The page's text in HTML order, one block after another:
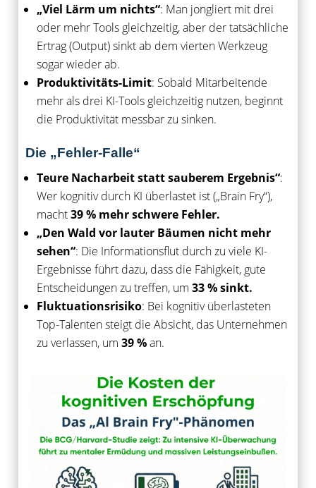
„Viel Lärm um nichts“: Man jongliert mit drei
oder mehr Tools gleichzeitig, aber der tatsächliche
Ertrag (Output) sinkt ab dem vierten Werkzeug
sogar wieder ab.
Produktivitäts-Limit: Sobald Mitarbeitende
mehr als drei KI-Tools gleichzeitig nutzen, beginnt
die Produktivität messbar zu sinken.
Die „Fehler-Falle“
Teure Nacharbeit statt sauberem Ergebnis“:
Wer kognitiv durch KI überlastet ist („Brain Fry“),
macht39 % mehr schwere Fehler.
„Den Wald vor lauter Bäumen nicht mehr
sehen“: Die Informationsflut durch zu viele KI-
Ergebnisse führt dazu, dass die Fähigkeit, gute
Entscheidungen zu treffen, um33 % sinkt.
Fluktuationsrisiko: Bei kognitiv überlasteten
Top-Talenten steigt die Absicht, das Unternehmen
zu verlassen, um39 %an.